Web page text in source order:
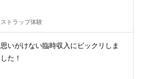
ストラップ体験
思いがけない臨時収入にビックリしま
した！